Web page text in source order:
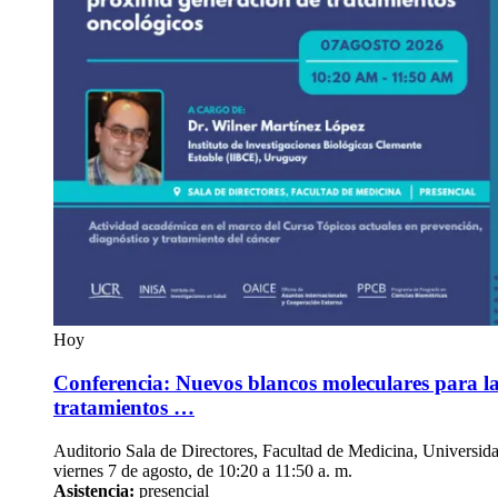
Hoy
Conferencia: Nuevos blancos moleculares para
tratamientos …
Auditorio Sala de Directores, Facultad de Medicina,
viernes 7 de agosto, de 10:20 a 11:50 a. m.
Asistencia: presencial